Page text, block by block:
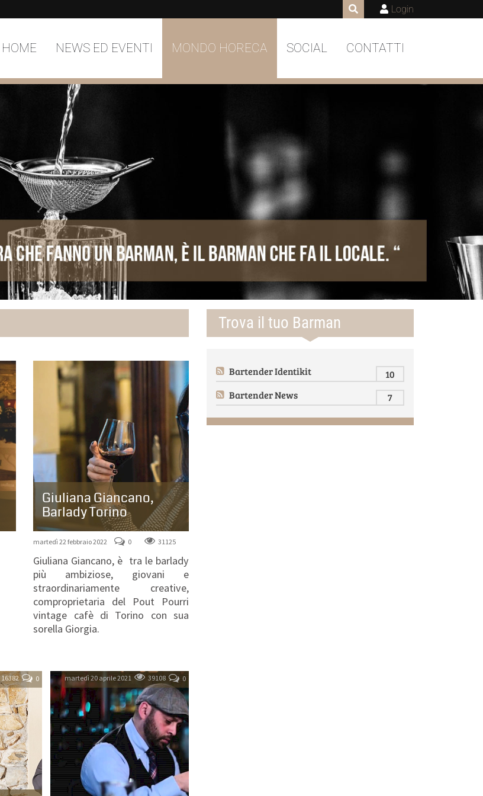
Login
HOME NEWS ED EVENTI MONDO HORECA SOCIAL CONTATTI
Giuliana Giancano,
Barlady Torino
martedì 22 febbraio 2022 0 31125
Giuliana Giancano, è tra le barlady
più ambiziose, giovani e
straordinariamente creative,
comproprietaria del Pout Pourri
vintage cafè di Torino con sua
sorella Giorgia.
0
16382 martedì 20 aprile 2021 0
39108
Trova il tuo Barman
Bartender Identikit
10
Bartender News
7